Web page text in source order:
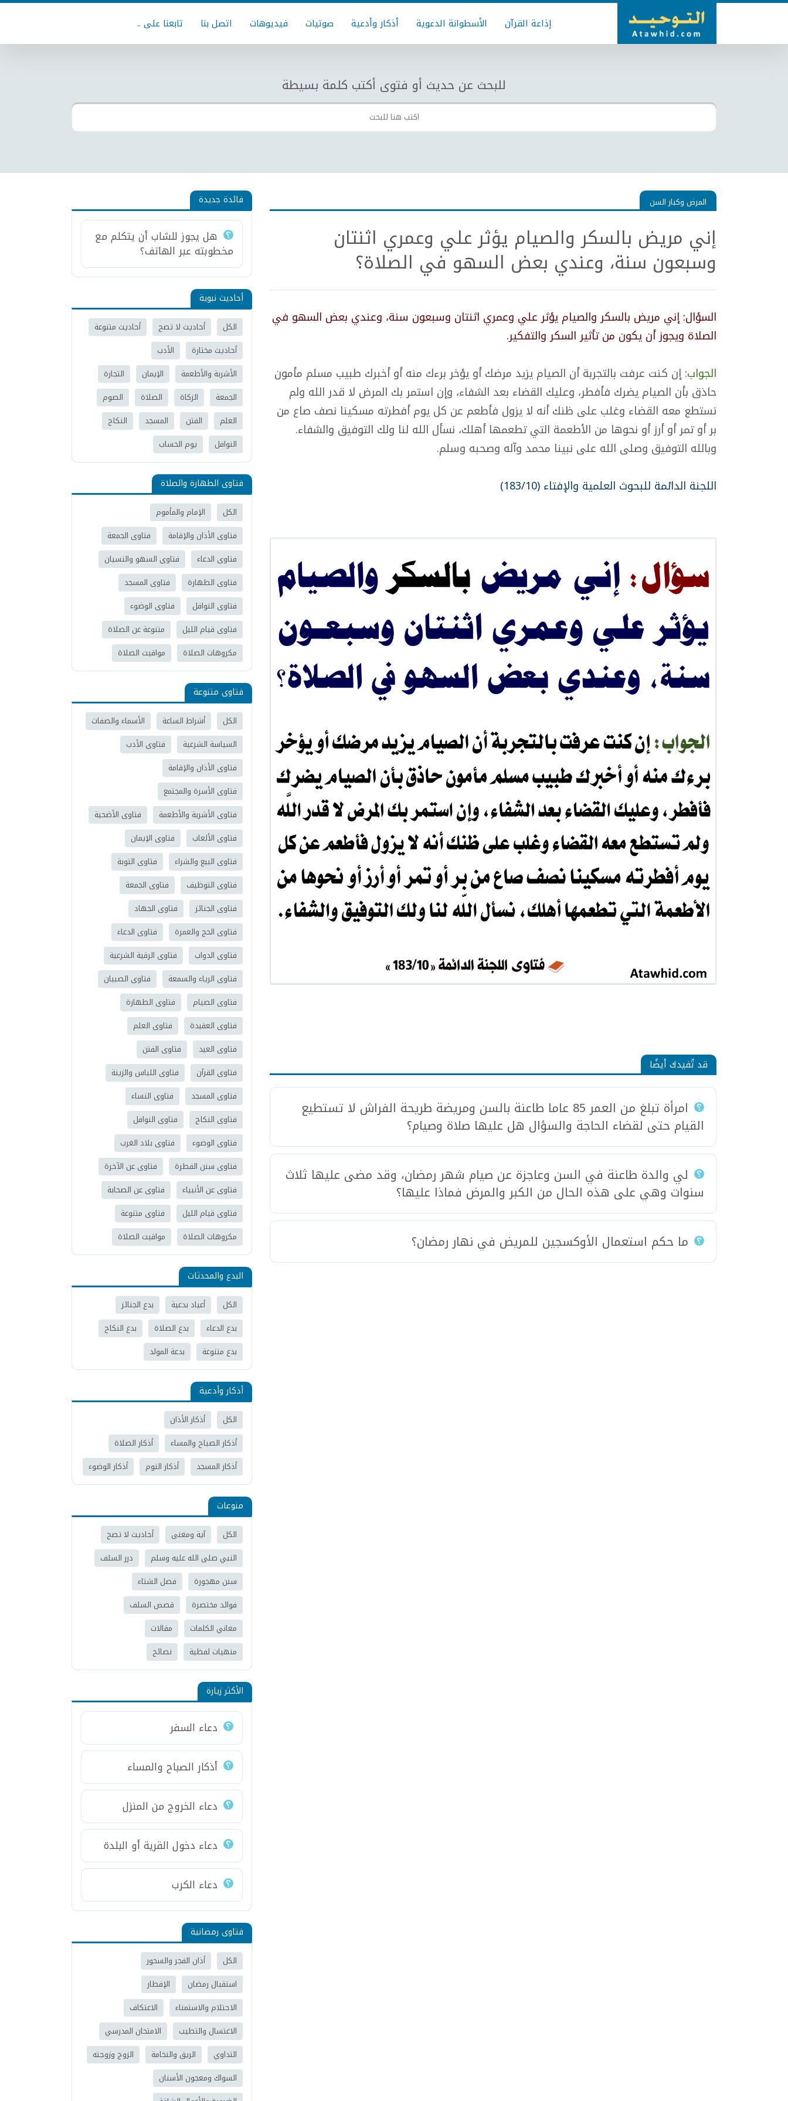
إذاعة القرآن الأسطوانة الدعوية أذكار وأدعية صوتيات فيديوهات اتصل بنا تابعنا على ..
للبحث عن حديث أو فتوى أكتب كلمة بسيطة
المرض وكبار السن
إني مريض بالسكر والصيام يؤثر علي وعمري اثنتان
وسبعون سنة، وعندي بعض السهو في الصلاة؟
السؤال: إني مريض بالسكر والصيام يؤثر علي وعمري اثنتان وسبعون سنة، وعندي بعض السهو في
الصلاة ويجوز أن يكون من تأثير السكر والتفكير.
الجواب:إن كنت عرفت بالتجربة أن الصيام يزيد مرضك أو يؤخر برءك منه أو أخبرك طبيب مسلم مأمون
حاذق بأن الصيام يضرك فأفطر، وعليك القضاء بعد الشفاء، وإن استمر بك المرض لا قدر الله ولم
تستطع معه القضاء وغلب على ظنك أنه لا يزول فأطعم عن كل يوم أفطرته مسكينا نصف صاع من
بر أو تمر أو أرز أو نحوها من الأطعمة التي تطعمها أهلك، نسأل الله لنا ولك التوفيق والشفاء.
وبالله التوفيق وصلى الله على نبينا محمد وآله وصحبه وسلم.
اللجنة الدائمة للبحوث العلمية والإفتاء (183/10)
قد تٌفيدك أيضًا
امرأة تبلغ من العمر 85 عاما طاعنة بالسن ومريضة طريحة الفراش لا تستطيع
القيام حتى لقضاء الحاجة والسؤال هل عليها صلاة وصيام؟
لي والدة طاعنة في السن وعاجزة عن صيام شهر رمضان، وقد مضى عليها ثلاث
سنوات وهي على هذه الحال من الكبر والمرض فماذا عليها؟
ما حكم استعمال الأوكسجين للمريض في نهار رمضان؟
فائدة جديدة
هل يجوز للشاب أن يتكلم مع
مخطوبته عبر الهاتف؟
أحاديث نبوية
الكل أحاديث لا تصح
أحاديث متنوعة
أحاديث مختارة
الأدب
الأشربة والأطعمة
الإيمان
التجارة
الجمعة
الزكاة الصلاة
الصوم
العلم
الفتن المسجد
النكاح
النوافل
يوم الحساب
فتاوى الطهارة والصلاة
الكل
الإمام والمأموم
فتاوى الأذان والإقامة
فتاوى الجمعة
فتاوى الدعاء
فتاوى السهو والنسيان
فتاوى الطهارة
فتاوى المسجد
فتاوى النوافل
فتاوى الوضوء
فتاوى قيام الليل
متنوعة عن الصلاة
مكروهات الصلاة
مواقيت الصلاة
فتاوى متنوعة
الكل أشراط الساعة
الأسماء والصفات
السياسة الشرعية
فتاوى الأدب
فتاوى الأذان والإقامة
فتاوى الأسرة والمجتمع
فتاوى الأشربة والأطعمة
فتاوى الأضحية
فتاوى الألعاب
فتاوى الإيمان
فتاوى البيع والشراء
فتاوى التوبة
فتاوى التوظيف
فتاوى الجمعة
فتاوى الجنائز
فتاوى الجهاد
فتاوى الحج والعمرة
فتاوى الدعاء
فتاوى الدواب
فتاوى الرقية الشرعية
فتاوى الرياء والسمعة
فتاوى الصبيان
فتاوى الصيام
فتاوى الطهارة
فتاوى العقيدة
فتاوى العلم
فتاوى العيد
فتاوى الفتن
فتاوى القرآن
فتاوى اللباس والزينة
فتاوى المسجد
فتاوى النساء
فتاوى النكاح
فتاوى النوافل
فتاوى الوضوء
فتاوى بلاد الغرب
فتاوى سنن الفطرة
فتاوى عن الآخرة
فتاوى عن الأنبياء
فتاوى عن الصحابة
فتاوى قيام الليل
فتاوى متنوعة
مكروهات الصلاة
مواقيت الصلاة
البدع والمحدثات
الكل أعياد بدعية
بدع الجنائز
بدع الدعاء
بدع الصلاة
بدع النكاح
بدع متنوعة
بدعة المولد
أذكار وأدعية
الكل
أذكار الأذان
أذكار الصباح والمساء
أذكار الصلاة
أذكار المسجد
أذكار النوم أذكار الوضوء
منوعات
الكل آية ومعنى
أحاديث لا تصح
النبي صلى الله عليه وسلم
درر السلف
سنن مهجورة
فصل الشتاء
فوائد مختصرة
قصص السلف
معاني الكلمات
مقالات
منهيات لفظية
نصائح
الأكثر زيارة
دعاء السفر
أذكار الصباح والمساء
دعاء الخروج من المنزل
دعاء دخول القرية أو البلدة
دعاء الكرب
فتاوى رمضانية
الكل
أذان الفجر والسحور
استقبال رمضان
الإفطار
الاحتلام والاستمناء
الاعتكاف
الاغتسال والتطيب
الامتحان المدرسي
التداوي
الريق والنخامة
الزوج وزوجته
السواك ومعجون الأسنان